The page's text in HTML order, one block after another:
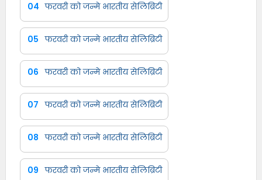
04 फरवरी को जन्मे भारतीय सेलिब्रिटी
05 फरवरी को जन्मे भारतीय सेलिब्रिटी
06 फरवरी को जन्मे भारतीय सेलिब्रिटी
07 फरवरी को जन्मे भारतीय सेलिब्रिटी
08 फरवरी को जन्मे भारतीय सेलिब्रिटी
09 फरवरी को जन्मे भारतीय सेलिब्रिटी